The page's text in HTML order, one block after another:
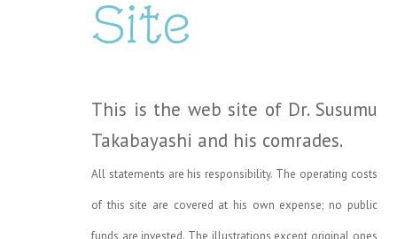
Site
This is the web site of Dr. Susumu
Takabayashi and his comrades.
All statements are his responsibility. The operating costs
of this site are covered at his own expense; no public
funds are invested. The illustrations except original ones